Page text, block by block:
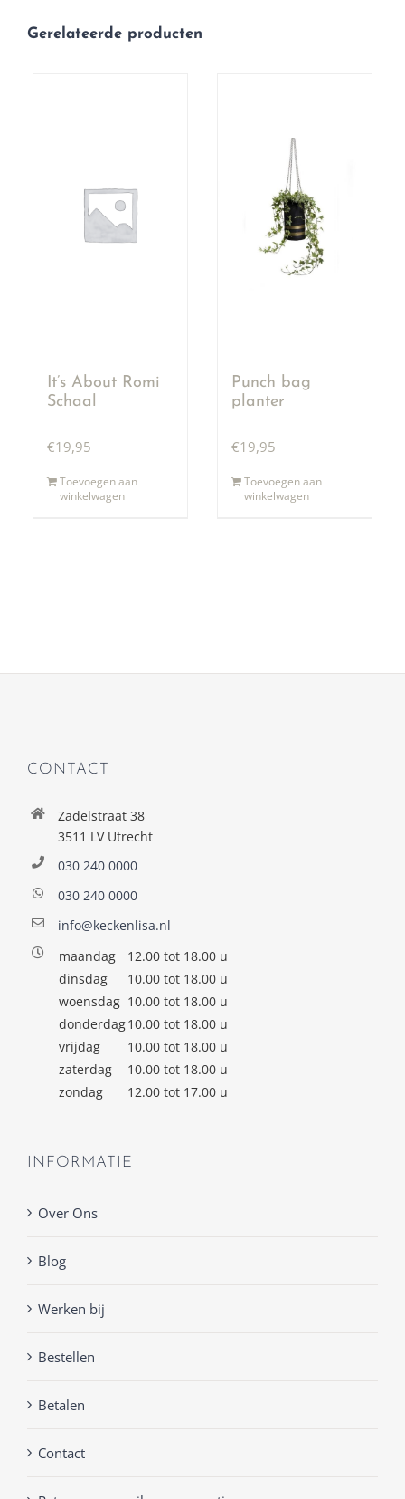
Gerelateerde producten
It’s About Romi
Schaal
€19,95
Toevoegen aan
winkelwagen
Punch bag
planter
€19,95
Toevoegen aan
winkelwagen
CONTACT
Zadelstraat 38
3511 LV Utrecht
030 240 0000
030 240 0000
info@keckenlisa.nl
maandag
12.00 tot 18.00 u
dinsdag
10.00 tot 18.00 u
woensdag 10.00 tot 18.00 u
donderdag10.00 tot 18.00 u
vrijdag
10.00 tot 18.00 u
zaterdag
10.00 tot 18.00 u
zondag
12.00 tot 17.00 u
INFORMATIE
Over Ons
Blog
Werken bij
Bestellen
Betalen
Contact